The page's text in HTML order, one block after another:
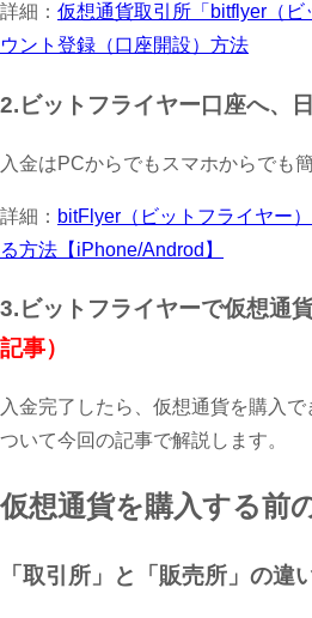
詳細： 仮想通貨取引所「bitflyer（
ウント登録（口座開設）方法
2.ビットフライヤー口座へ、
入金はPCからでもスマホからでも
詳細： bitFlyer（ビットフライヤー
る方法【iPhone/Androd】
3.ビットフライヤーで仮想通
記事）
入金完了したら、仮想通貨を購入
ついて今回の記事で解説します。
仮想通貨を購入する前
「取引所」と「販売所」の違